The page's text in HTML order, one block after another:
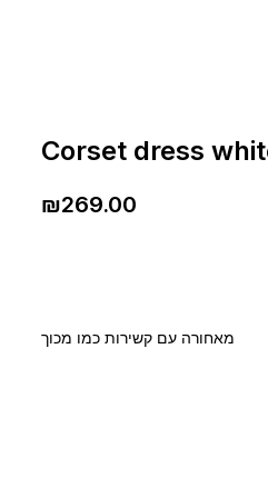
Corset dress
₪269.00
‏מאחורה עם קשירות כמו מכוך